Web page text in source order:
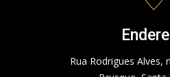
Rua Rodrigues Alves,